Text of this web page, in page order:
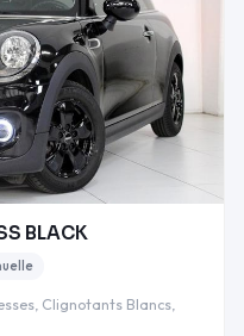
BLACK
Clignotants Blancs,